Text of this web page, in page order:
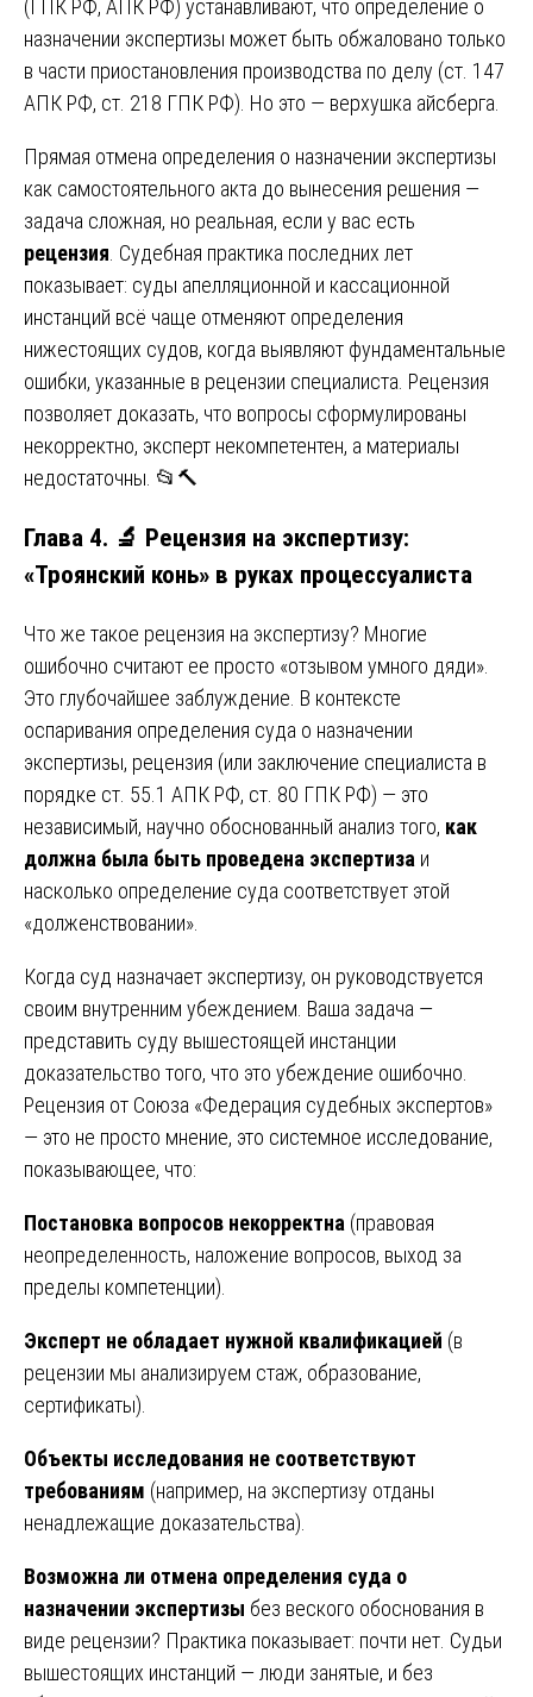
(ГПК РФ, АПК РФ) устанавливают, что определение о
назначении экспертизы может быть обжаловано только
в части приостановления производства по делу (ст. 147
АПК РФ, ст. 218 ГПК РФ). Но это — верхушка айсберга.
Прямая отмена определения о назначении экспертизы
как самостоятельного акта до вынесения решения —
задача сложная, но реальная, если у вас есть
рецензия. Судебная практика последних лет
показывает: суды апелляционной и кассационной
инстанций всё чаще отменяют определения
нижестоящих судов, когда выявляют фундаментальные
ошибки, указанные в рецензии специалиста. Рецензия
позволяет доказать, что вопросы сформулированы
некорректно, эксперт некомпетентен, а материалы
недостаточны. 📂🔨
Глава 4. 🔬 Рецензия на экспертизу:
«Троянский конь» в руках процессуалиста
Что же такое рецензия на экспертизу? Многие
ошибочно считают ее просто «отзывом умного дяди».
Это глубочайшее заблуждение. В контексте
оспаривания определения суда о назначении
экспертизы, рецензия (или заключение специалиста в
порядке ст. 55.1 АПК РФ, ст. 80 ГПК РФ) — это
независимый, научно обоснованный анализ того, как
должна была быть проведена экспертиза и
насколько определение суда соответствует этой
«долженствовании».
Когда суд назначает экспертизу, он руководствуется
своим внутренним убеждением. Ваша задача —
представить суду вышестоящей инстанции
доказательство того, что это убеждение ошибочно.
Рецензия от Союза «Федерация судебных экспертов»
— это не просто мнение, это системное исследование,
показывающее, что:
Постановка вопросов некорректна (правовая
неопределенность, наложение вопросов, выход за
пределы компетенции).
Эксперт не обладает нужной квалификацией (в
рецензии мы анализируем стаж, образование,
сертификаты).
Объекты исследования не соответствуют
требованиям (например, на экспертизу отданы
ненадлежащие доказательства).
Возможна ли отмена определения суда о
назначении экспертизы без веского обоснования в
виде рецензии? Практика показывает: почти нет. Судьи
вышестоящих инстанций — люди занятые, и без